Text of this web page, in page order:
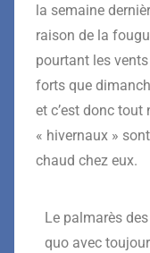
la semaine
raison de la
pourtant les
forts que
et c’est donc
« hivernaux »
chaud chez eux.
Le palmarès
quo avec